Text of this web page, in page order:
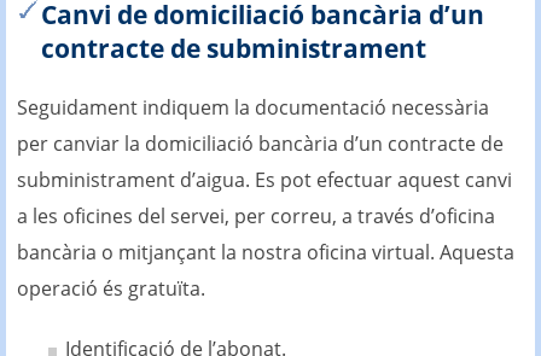
Canvi de domiciliació bancària d’un
contracte de subministrament
Seguidament indiquem la documentació necessària
per canviar la domiciliació bancària d’un contracte de
subministrament d’aigua. Es pot efectuar aquest canvi
a les oficines del servei, per correu, a través d’oficina
bancària o mitjançant la nostra oficina virtual. Aquesta
operació és gratuïta.
Identificació de l’abonat.